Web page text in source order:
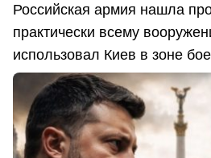
Российская армия нашла
практически всему
использовал Киев в зоне